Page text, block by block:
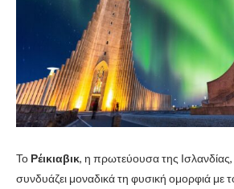
Το Ρέικιαβικ, η πρωτεύουσα της Ισλανδίας,
συνδυάζει μοναδικά τη φυσική ομορφιά με